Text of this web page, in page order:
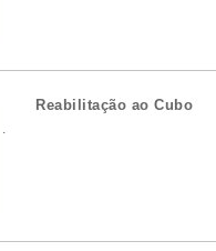
Reabilitação ao Cubo